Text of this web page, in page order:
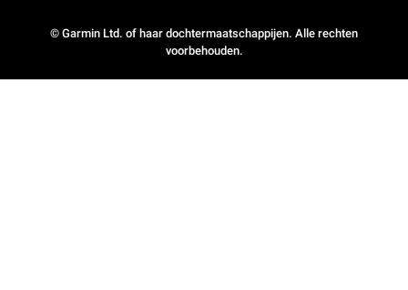
© Garmin Ltd. of haar dochtermaatschappijen. Alle rechten
voorbehouden.